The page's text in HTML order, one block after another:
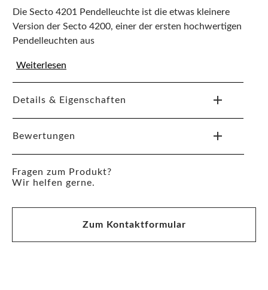
Die Secto 4201 Pendelleuchte ist die etwas kleinere
Version der Secto 4200, einer der ersten hochwertigen
Pendelleuchten aus
Weiterlesen
Details & Eigenschaften
Bewertungen
Fragen zum Produkt?
Wir helfen gerne.
Zum Kontaktformular